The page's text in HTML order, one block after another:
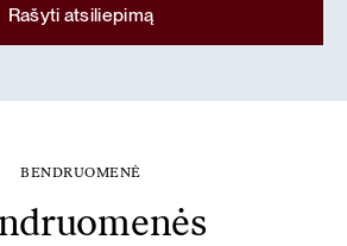
Rašyti atsiliepimą
BENDRUOMENĖ